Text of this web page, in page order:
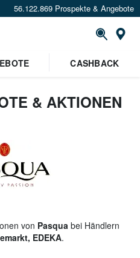
56.122.869 Prospekte & Angebote
CASHBACK
& AKTIONEN
von Pasqua bei Händlern
EDEKA.